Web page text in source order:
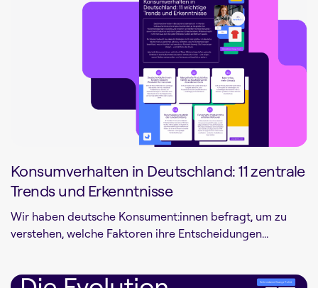
Konsumverhalten in Deutschland: 11 zentrale
Trends und Erkenntnisse
Wir haben deutsche Konsument:innen befragt, um zu
verstehen, welche Faktoren ihre Entscheidungen...